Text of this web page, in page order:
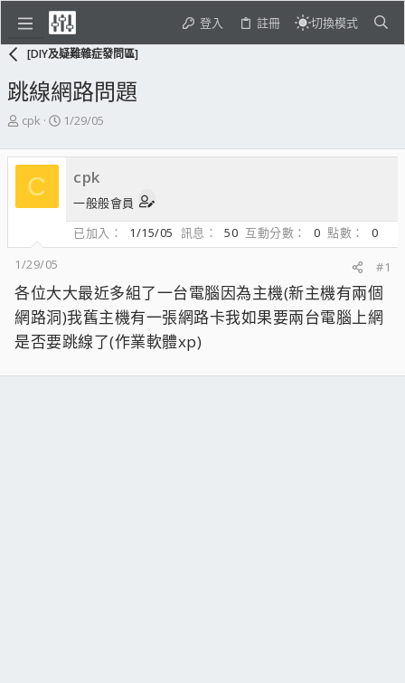
登入 註冊 切換模式
[DIY及疑難雜症發問區]
跳線網路問題
主
發
人
cpk
開
日
1/29/05
C cpk
一般般會員
已加入
1/15/05 訊息 50 互動分數 0 點數
0
1/29/05
#1
各位大大最近多組了一台電腦因為主機(新主機有兩個
網路洞)我舊主機有一張網路卡我如果要兩台電腦上網
是否要跳線了(作業軟體xp)